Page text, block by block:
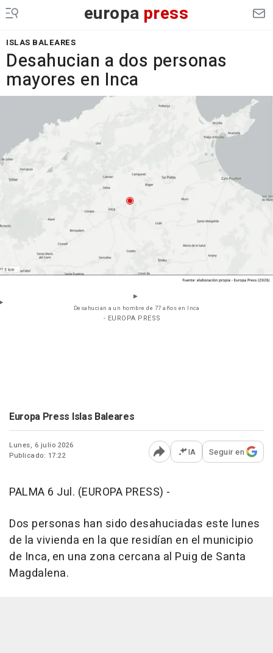
europa press
ISLAS BALEARES
Desahucian a dos personas
mayores en Inca
Desahucian a un hombre de 77 años en Inca
- EUROPA PRESS
Europa Press Islas Baleares
Lunes, 6 julio 2026
Publicado: 17:22
Abrir opciones para
IA Seguir en
PALMA 6 Jul. (EUROPA PRESS) -
Dos personas han sido desahuciadas este lunes
de la vivienda en la que residían en el municipio
de Inca, en una zona cercana al Puig de Santa
Magdalena.